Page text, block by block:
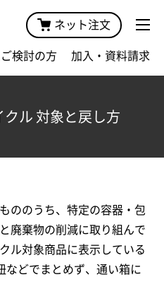
ネット注文
検討の方 加入・資料請求
クル 対象と戻し方
ののうち、特定の容器・包
廃棄物の削減に取り組んで
ル対象商品に表示している
などでまとめず、通い箱に